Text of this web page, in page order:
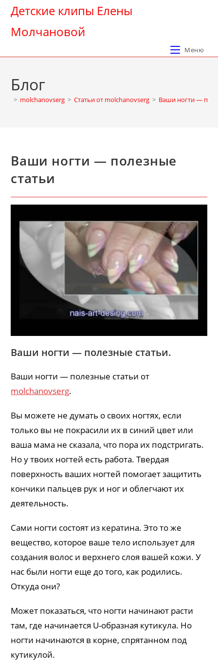
Перейти
содержимому
Детские клипы Елены
Молчановой
Меню
Блог
> molchanovserg > Cтатьи от molchanovserg > Ваши ногти —
Ваши ногти — полезные
статьи
Ваши ногти — полезные статьи.
Ваши ногти — полезные статьи от
molchanovserg.
Вы можете не думать о своих ногтях, если
только вы не покрасили их в синий цвет или
ваша мама не сказала, что пора их подстригать.
Но у твоих ногтей есть работа. Твердая
поверхность ваших ногтей помогает защитить
кончики пальцев рук и ног и облегчают их
деятельность.
Сами ногти состоят из кератина. Это то же
вещество, которое ваше тело использует для
создания волос и верхнего слоя вашей кожи. У
нас были ногти еще до того, как родились.
Откуда они?
Может показаться, что ногти начинают расти
там, где начинается U-образная кутикула. Но
ногти начинаются в корне, спрятанном под
кутикулой.